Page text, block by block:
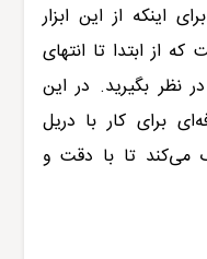
اینکه از این ابزار
که از ابتدا تا انتهای
نظر بگیرید. در این
برای کار با دریل
می‌کند تا با دقت و